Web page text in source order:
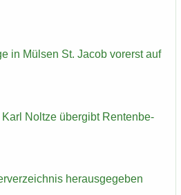
in Mül­sen St. Jacob vor­erst auf
Nolt­ze über­gibt Ren­ten­be­
her­aus­ge­ge­ben